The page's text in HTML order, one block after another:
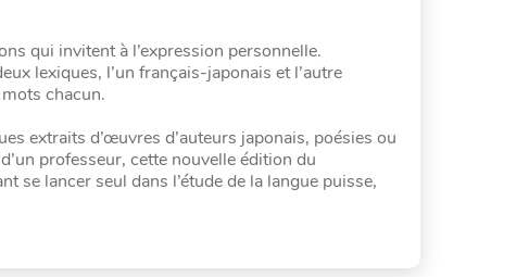
qui invitent à l’expression personnelle.
lexiques, l’un français-japonais et l’autre
chacun.
extraits d’œuvres d’auteurs japonais, poésies ou
professeur, cette nouvelle édition du
se lancer seul dans l’étude de la langue puisse,